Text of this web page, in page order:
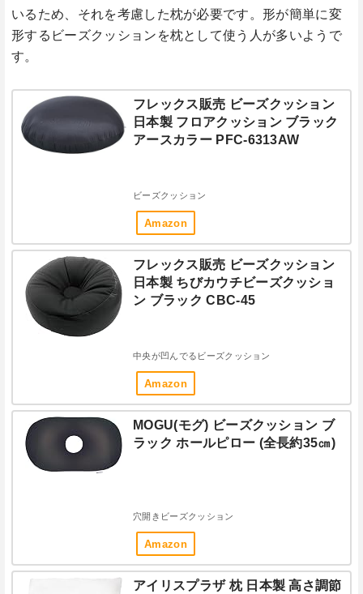
いるため、それを考慮した枕が必要です。形が簡単に変
形するビーズクッションを枕として使う人が多いようで
す。
フレックス販売 ビーズクッション
日本製 フロアクッション ブラック
アースカラー PFC-6313AW
ビーズクッション
Amazon
フレックス販売 ビーズクッション
日本製 ちびカウチビーズクッショ
ン ブラック CBC-45
中央が凹んでるビーズクッション
Amazon
MOGU(モグ) ビーズクッション ブ
ラック ホールピロー (全長約35㎝)
穴開きビーズクッション
Amazon
アイリスプラザ 枕 日本製 高さ調節